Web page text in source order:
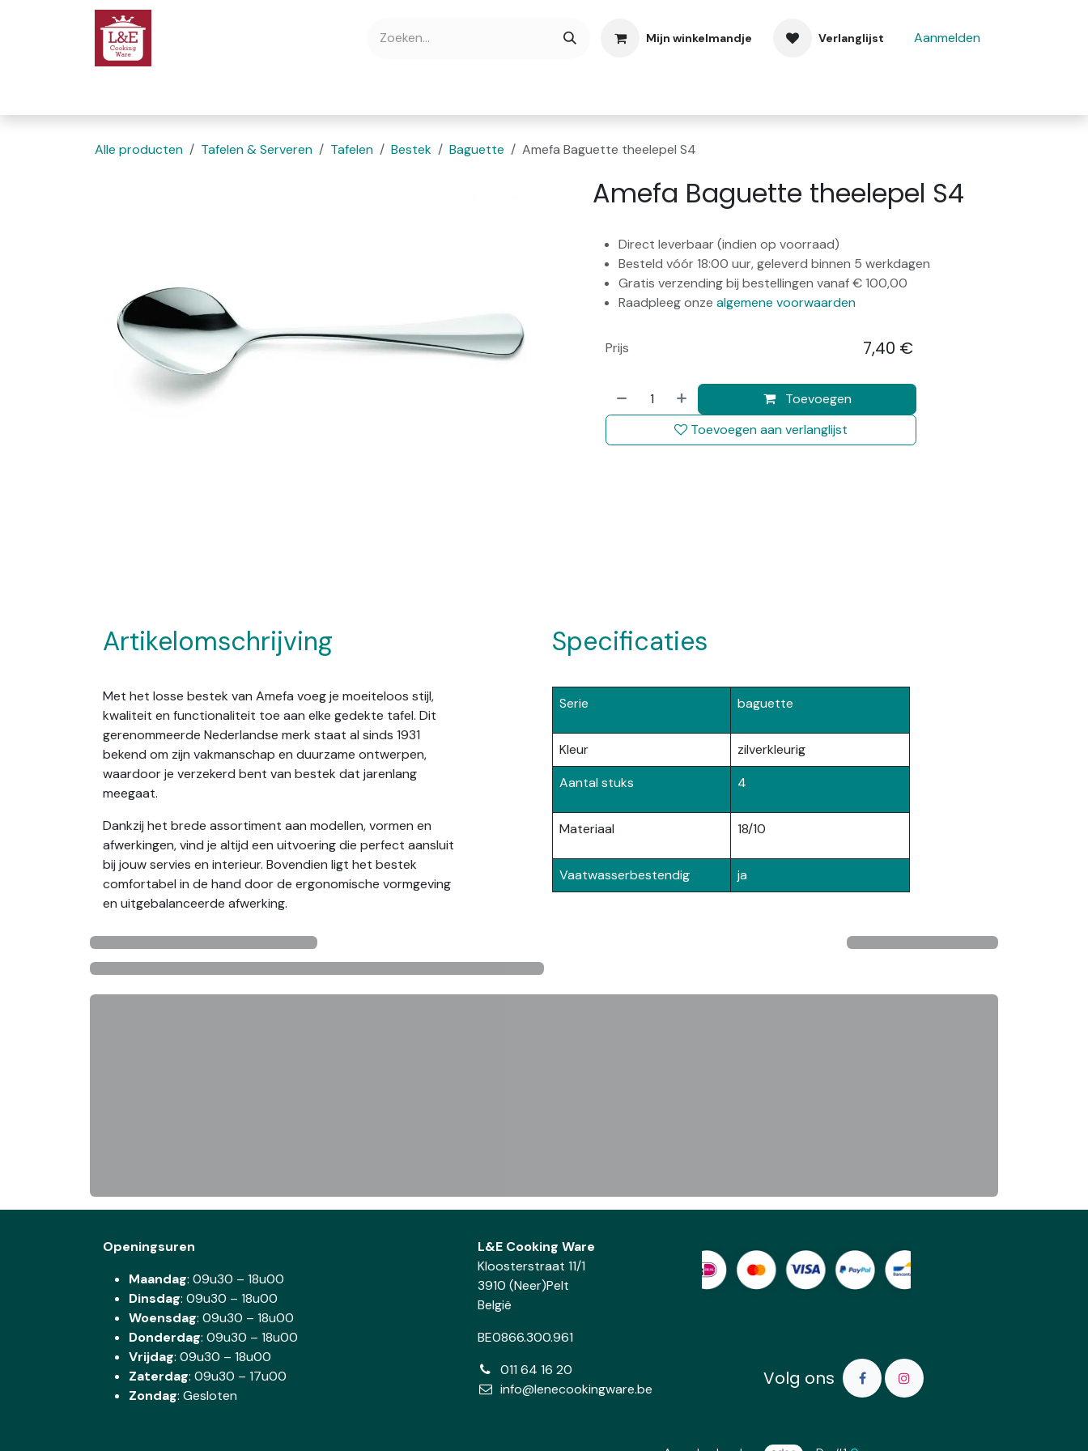
Overslaan naar inhoud
Mijn winkelmandje Verlanglijst Aanmelden
Alle producten Tafelen & Serveren Tafelen Bestek Baguette Amefa Baguette theelepel S4
Amefa Baguette theelepel S4
Direct leverbaar (indien op voorraad)
Besteld vóór 18:00 uur, geleverd binnen 5 werkdagen
Gratis verzending bij bestellingen vanaf € 100,00
Raadpleeg onze algemene voorwaarden
Toevoegen
Toevoegen aan verlanglijst
Prijs 7,40 €
Artikelomschrijving
Met het losse bestek van Amefa voeg je moeiteloos stijl,
kwaliteit en functionaliteit toe aan elke gedekte tafel. Dit
gerenommeerde Nederlandse merk staat al sinds 1931
bekend om zijn vakmanschap en duurzame ontwerpen,
waardoor je verzekerd bent van bestek dat jarenlang
meegaat.
Dankzij het brede assortiment aan modellen, vormen en
afwerkingen, vind je altijd een uitvoering die perfect aansluit
bij jouw servies en interieur. Bovendien ligt het bestek
comfortabel in de hand door de ergonomische vormgeving
en uitgebalanceerde afwerking.
Specificaties
Serie baguette
Kleur
zilverkleurig
Aantal stuks
4
Materiaal 18/10
Vaatwasserbestendig ja
Openingsuren
Maandag: 09u30 – 18u00
Dinsdag: 09u30 – 18u00
Woensdag: 09u30 – 18u00
Donderdag: 09u30 – 18u00
Vrijdag: 09u30 – 18u00
Zaterdag: 09u30 – 17u00
Zondag: Gesloten
L&E Cooking Ware
Kloosterstraat 11/1
3910 (Neer)Pelt
België
BE0866.300.961
011 64 16 20
info@lenecookingware.be
Volg ons